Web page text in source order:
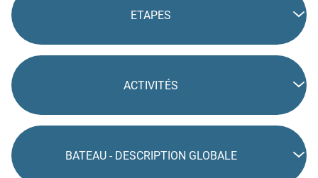
ETAPES
ACTIVITÉS
BATEAU - DESCRIPTION GLOBALE